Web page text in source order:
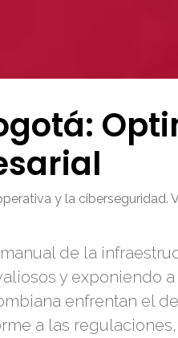
y la ciberseguridad.
de la
y exponiendo
enfrentan el
a las